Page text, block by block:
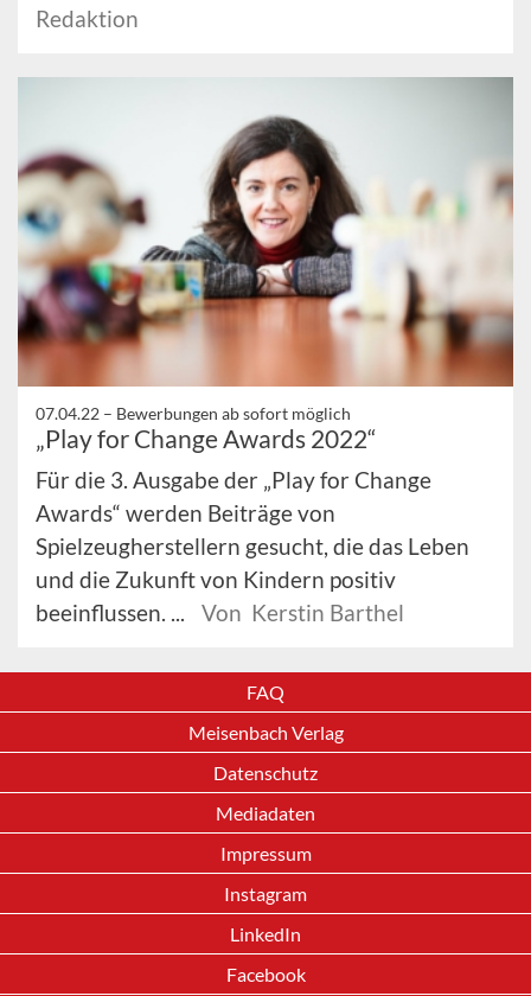
Redaktion
07.04.22 – Bewerbungen ab sofort möglich
„Play for Change Awards 2022“
Für die 3. Ausgabe der „Play for Change
Awards“ werden Beiträge von
Spielzeugherstellern gesucht, die das Leben
und die Zukunft von Kindern positiv
beeinflussen. ...
Von Kerstin Barthel
FAQ
Meisenbach Verlag
Datenschutz
Mediadaten
Impressum
Instagram
LinkedIn
Facebook